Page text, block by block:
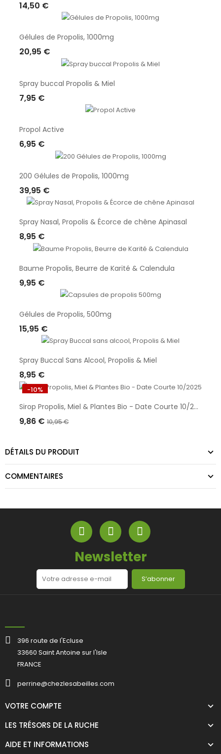
14,50 €
Ajouter Au Panier
Gélules de Propolis, 1000mg
20,95 €
Ajouter Au Panier
Spray buccal Propolis & Miel
7,95 €
Propol Active
6,95 €
Ajouter Au Panier
200 Gélules de Propolis, 1000mg
39,95 €
Ajouter Au Panier
Spray Nasal, Propolis & Écorce de chêne Apinasal
8,95 €
Ajouter Au Panier
Baume Propolis, Beurre de Karité & Calendula
9,95 €
Ajouter Au Panier
Gélules de Propolis, 500mg
15,95 €
Ajouter Au Panier
Spray Buccal Sans Alcool, Propolis & Miel
8,95 €
Ajouter Au Panier
-10%
Sirop Propolis, Miel & Plantes Bio - Date Courte 10/2025
9,86 € 10,95 €
DÉTAILS DU PRODUIT
COMMENTAIRES
Newsletter
S’abonner
396 route de l'Ecluse
33660 Saint Antoine sur l'Isle
FRANCE
perrine@chezlesabeilles.com
VOTRE COMPTE
LES TRÉSORS DE LA RUCHE
AIDE ET INFORMATIONS